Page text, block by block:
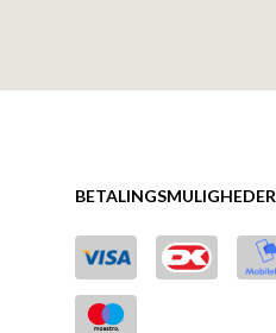
BETALINGSMULIGHEDER